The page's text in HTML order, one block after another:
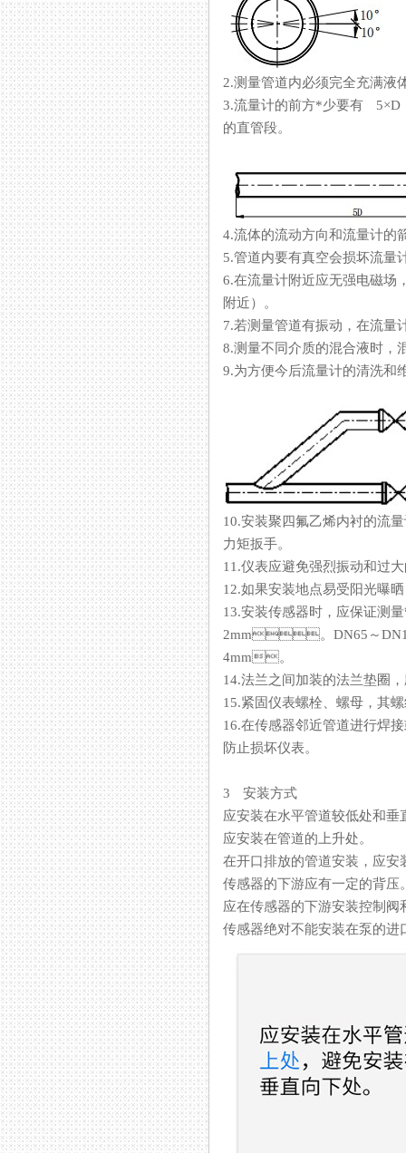
2.测量管道内必须完全充满液体
3.流量计的前方*少要有 5×D
的直管段。
4.流体的流动方向和流量计的箭
5.管道内要有真空会损坏流量计的
6.在流量计附近应无强电磁场
附近）。
7.若测量管道有振动，在流量计
8.测量不同介质的混合液时
9.为方便今后流量计的清洗和维
10.安装聚四氟乙烯内衬的流量计
力矩扳手。
11.仪表应避免强烈振动和过大
12.如果安装地点易受阳光曝晒
13.安装传感器时，应保证
2mm。DN65～
4mm。
14.法兰之间加装的法兰垫圈
15.紧固仪表螺栓、螺母，其
16.在传感器邻近管道进行焊接或
防止损坏仪表。
3 安装方式
应安装在水平管道较低处和垂直
应安装在管道的上升处。
在开口排放的管道安装，
传感器的下游应有一定的背压
应在传感器的下游安装控制阀和
传感器绝对不能安装在泵的进口